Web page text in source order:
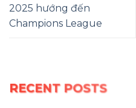
2025 hướng đến
Champions League
RECENT POSTS